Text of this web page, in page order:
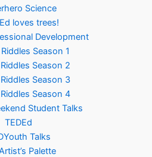
Science
loves trees!
Development
Season 1
Season 2
Season 3
Season 4
Student Talks
TEDEd
Talks
Palette